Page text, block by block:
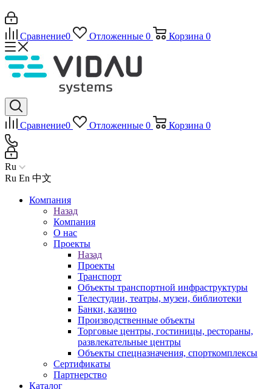
Сравнение0 Отложенные 0 Корзина 0
Сравнение0 Отложенные 0 Корзина 0
Ru
Ru En 中文
Компания
Назад
Компания
О нас
Проекты
Назад
Проекты
Транспорт
Объекты транспортной инфраструктуры
Телестудии, театры, музеи, библиотеки
Банки, казино
Производственные объекты
Торговые центры, гостиницы, рестораны,
развлекательные центры
Объекты спецназначения, спорткомплексы
Сертификаты
Партнерство
Каталог